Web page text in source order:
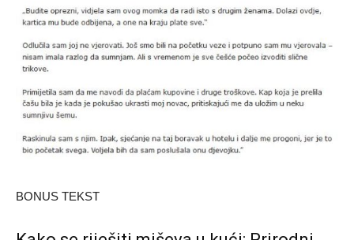
BONUS TEKST